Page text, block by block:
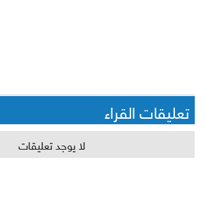
تعليقات القراء
لا يوجد تعليقات